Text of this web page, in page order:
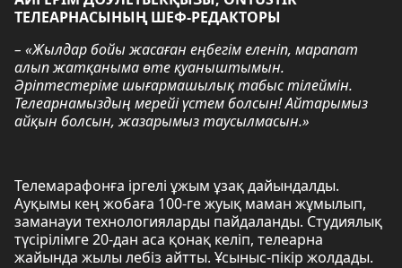
ТЕЛЕАРНАСЫНЫҢ ШЕФ-РЕДАКТОРЫ
– «Жылдар бойы жасаған еңбегім еленіп, марапат
алып жатқаныма өте қуаныштымын.
Әріптестеріме шығармашылық табыс тілеймін.
Телеарнамыздың мерейі үстем болсын! Айтарымыз
айқын болсын, жазарымыз таусылмасын.»
Телемарафонға іргелі ұжым ұзақ дайындалды.
Ауқымы кең жобаға 100-ге жуық маман жұмылып,
заманауи технологияларды пайдаланды. Студиялық
түсірілімге 20-дан аса қонақ келіп, телеарна
жайында жылы лебіз айтты. Ұсыныс-пікір жолдады.